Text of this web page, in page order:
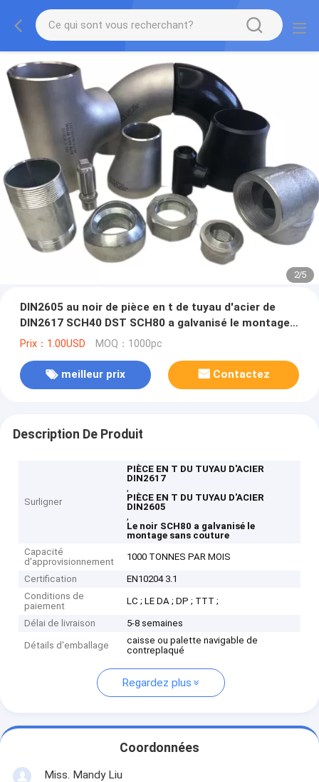
2/5
DIN2605 au noir de pièce en t de tuyau d'acier de
DIN2617 SCH40 DST SCH80 a galvanisé le montage
sans couture
Prix：1.00USD MOQ：1000pc
meilleur prix Contactez
Description De Produit
Surligner
PIÈCE EN T DU TUYAU D'ACIER
DIN2617
,
PIÈCE EN T DU TUYAU D'ACIER
DIN2605
,
Le noir SCH80 a galvanisé le
montage sans couture
Capacité
d'approvisionnement
1000 TONNES PAR MOIS
Certification
EN10204 3.1
Conditions de
paiement
LC ; LE DA ; DP ; TTT ;
Délai de livraison 5-8 semaines
Détails d'emballage
caisse ou palette navigable de
contreplaqué
Regardez plus
Coordonnées
Miss. Mandy Liu